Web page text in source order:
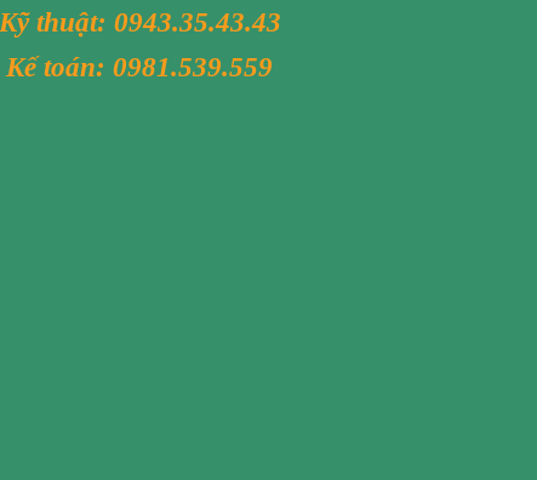
Kỹ thuật: 0943.35.43.43
Kế toán:0981.539.559